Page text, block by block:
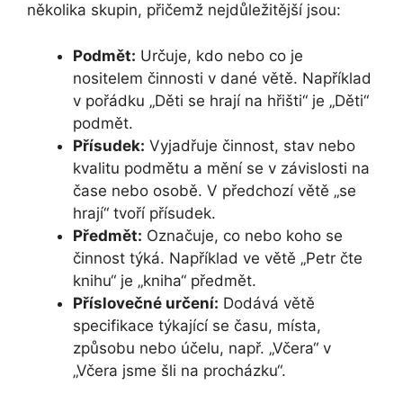
několika skupin, přičemž nejdůležitější jsou:
Podmět: Určuje, kdo nebo co je
nositelem činnosti v dané větě. Například
v pořádku „Děti se hrají na hřišti“ je „Děti“
podmět.
Přísudek: Vyjadřuje činnost, stav nebo
kvalitu podmětu a mění se v závislosti na
čase nebo osobě. V předchozí větě „se
hrají“ tvoří přísudek.
Předmět: Označuje, co nebo koho se
činnost týká. Například ve větě „Petr čte
knihu“ je „kniha“ předmět.
Příslovečné určení: Dodává větě
specifikace týkající se času, místa,
způsobu nebo účelu, např. „Včera“ v
„Včera jsme šli na procházku“.